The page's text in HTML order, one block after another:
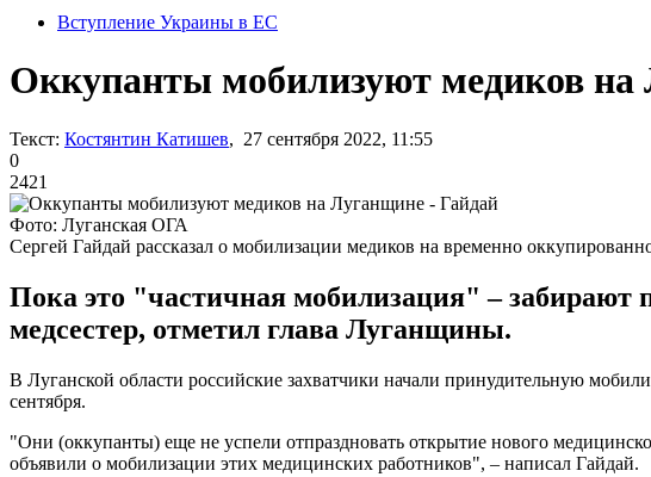
Вступление Украины в ЕС
Оккупанты мобилизуют медиков на
Текст: Костянтин Катишев, 27 сентября 2022, 11:55
0
2421
Фото: Луганская ОГА
Сергей Гайдай рассказал о мобилизации медиков на временно
Пока это "частичная мобилизация" – забирают
медсестер, отметил глава Луганщины.
В Луганской области российские захватчики начали принудительную
сентября.
"Они (оккупанты) еще не успели отпраздновать открытие нового
объявили о мобилизации этих медицинских работников", – написал Гайдай.